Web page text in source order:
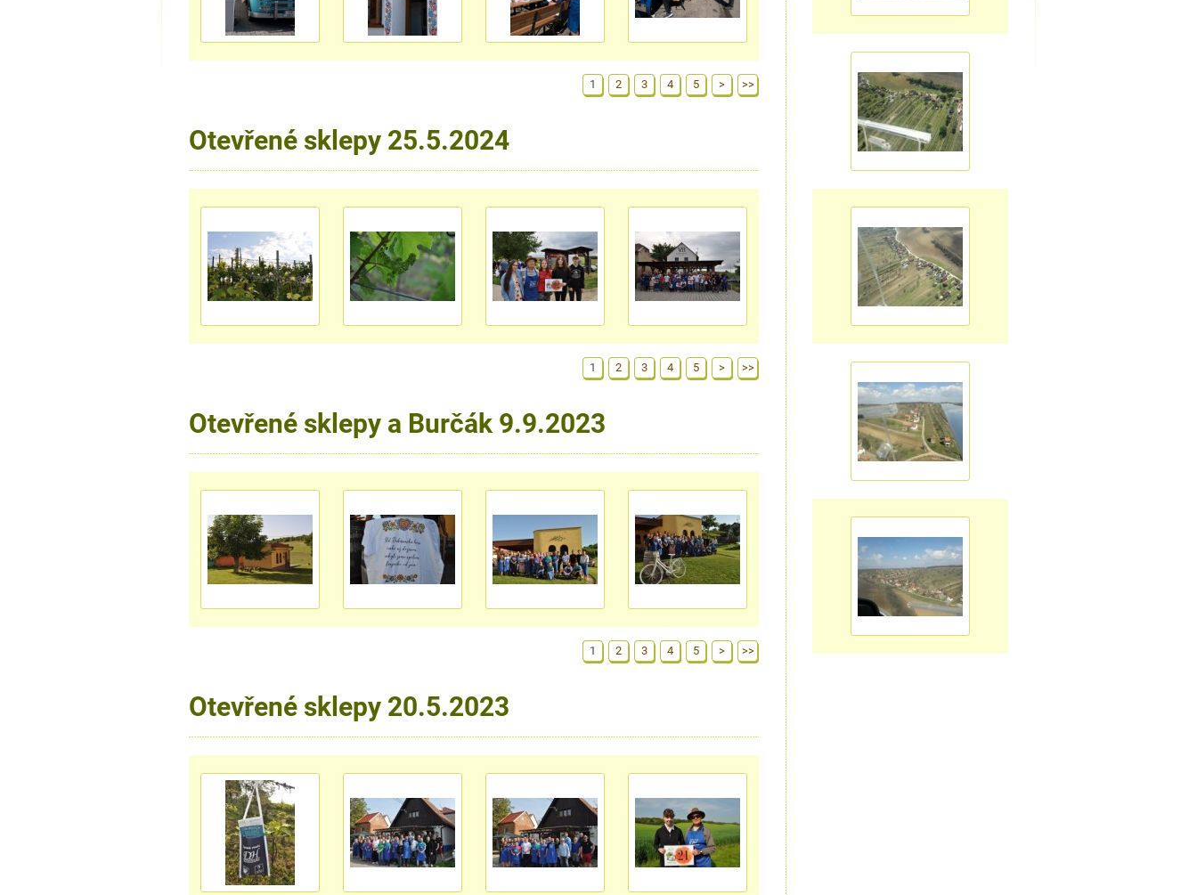
1 2 3 4 5 > >>
Otevřené sklepy 25.5.2024
1 2 3 4 5 > >>
Otevřené sklepy a Burčák 9.9.2023
1 2 3 4 5 > >>
Otevřené sklepy 20.5.2023